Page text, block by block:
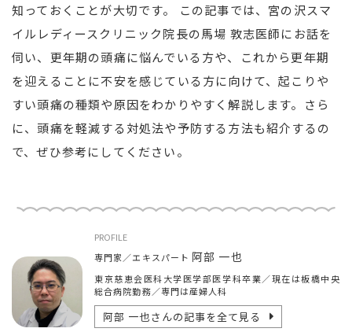
知っておくことが大切です。 この記事では、宮の沢スマ
イルレディースクリニック院長の馬場 敦志医師にお話を
伺い、更年期の頭痛に悩んでいる方や、これから更年期
を迎えることに不安を感じている方に向けて、起こりや
すい頭痛の種類や原因をわかりやすく解説します。さら
に、頭痛を軽減する対処法や予防する方法も紹介するの
で、ぜひ参考にしてください。
PROFILE
専門家／エキスパート 阿部 一也
東京慈恵会医科大学医学部医学科卒業／現在は板橋中央
総合病院勤務／専門は産婦人科
阿部 一也さんの記事を全て見る